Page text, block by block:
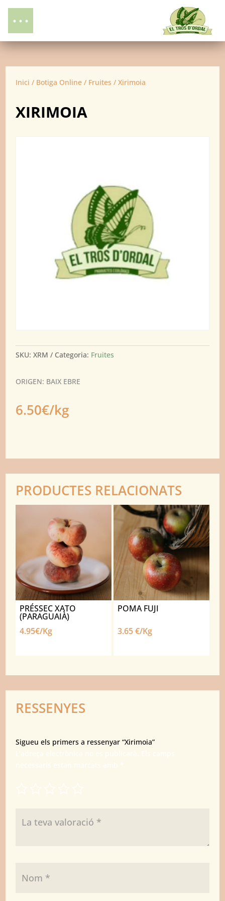
Inici / Botiga Online / Fruites / Xirimoia
XIRIMOIA
SKU:XRM Categoria: Fruites
ORIGEN: BAIX EBRE
6.50€/kg
PRODUCTES RELACIONATS
PRÉSSEC XATO
(PARAGUAIÀ)
4.95€/Kg
POMA FUJI
3.65 €/Kg
RESSENYES
Sigueu els primers a ressenyar “Xirimoia”